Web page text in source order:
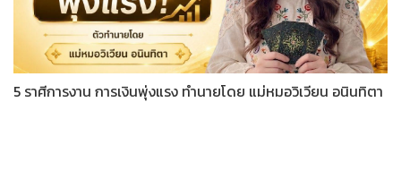
5 ราศีการงาน การเงินพุ่งแรง ทำนายโดย แม่หมอวิเวียน อนินทิตา